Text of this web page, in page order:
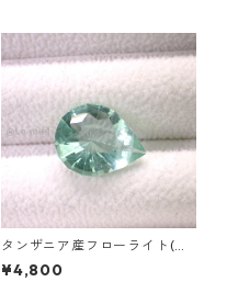
タンザニア産フローライト(蛍
光) ペアシェイプカットルース
5.46ct 13.8mm*10.8mm*7.0
¥4,800